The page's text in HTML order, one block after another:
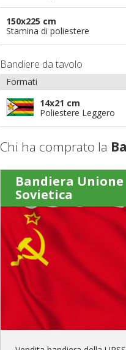
150x225 cm
Stamina di poliestere
Bandiere da tavolo
Formati
14x21 cm
Poliestere Leggero
Chi ha comprato la
Bandiera Unione
Sovietica